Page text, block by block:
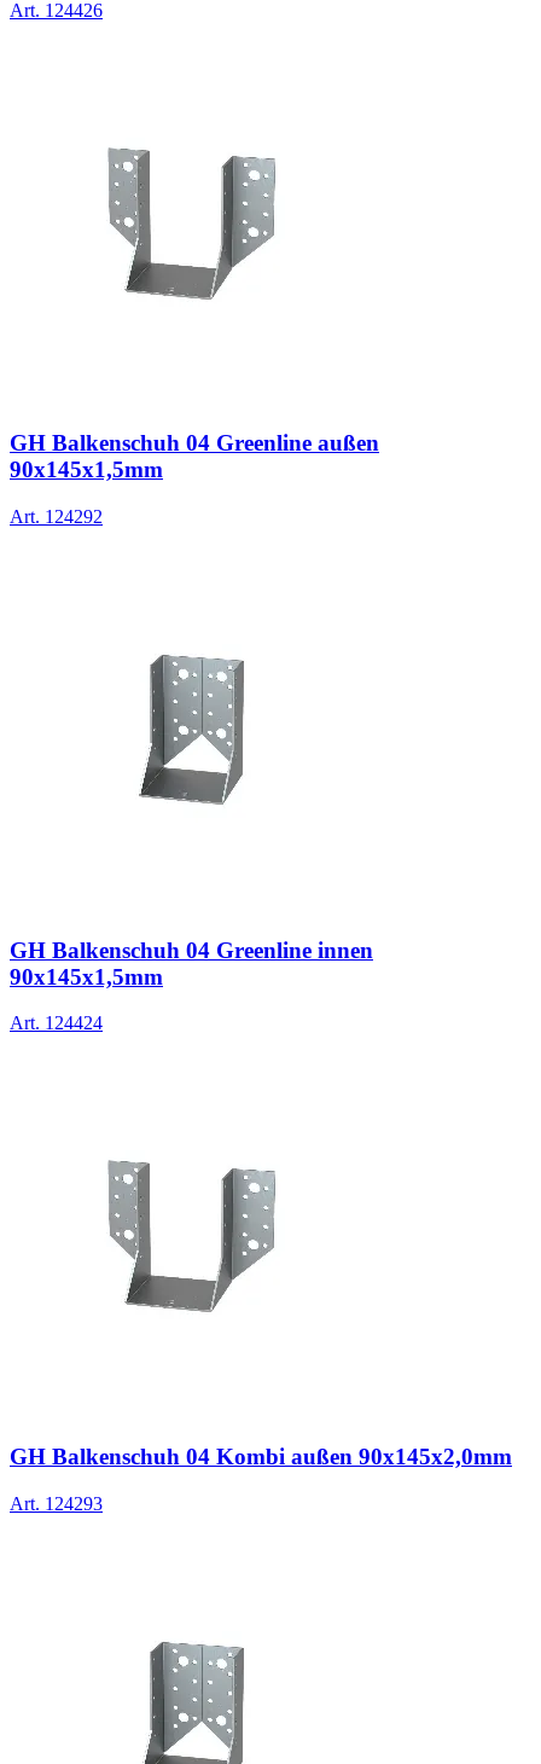
Art. 124426
GH Balkenschuh 04 Greenline außen
90x145x1,5mm
Art. 124292
GH Balkenschuh 04 Greenline innen
90x145x1,5mm
Art. 124424
GH Balkenschuh 04 Kombi außen 90x145x2,0mm
Art. 124293